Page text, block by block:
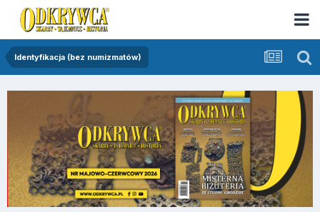
Identyfikacja (bez numizmatów)